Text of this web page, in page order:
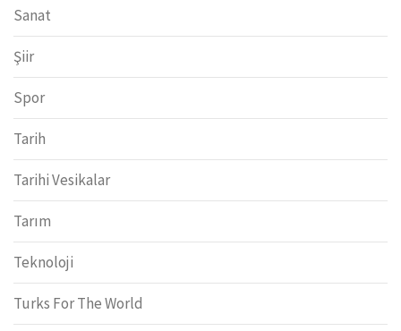
Sanat
Şiir
Spor
Tarih
Tarihi Vesikalar
Tarım
Teknoloji
Turks For The World